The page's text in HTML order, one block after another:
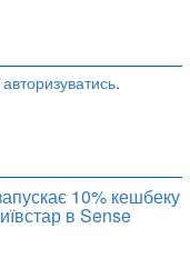
авторизуватись.